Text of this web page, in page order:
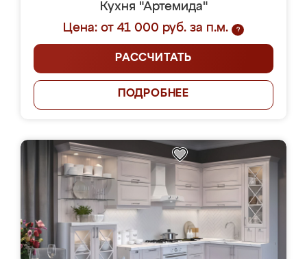
Кухня "Артемида"
Цена: от 41 000 руб. за п.м.
?
РАССЧИТАТЬ
ПОДРОБНЕЕ